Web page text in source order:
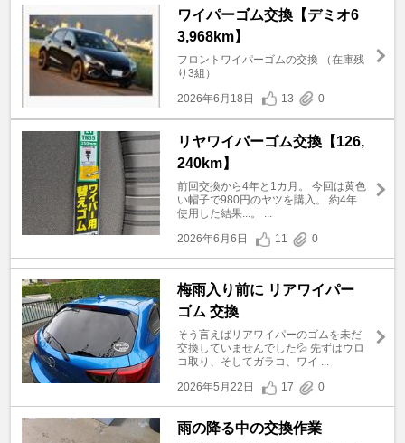
ワイパーゴム交換【デミオ6
3,968km】
フロントワイパーゴムの交換 （在庫残
り3組）
2026年6月18日
13 0
リヤワイパーゴム交換【126,
240km】
前回交換から4年と1カ月。 今回は黄色
い帽子で980円のヤツを購入。 約4年
使用した結果...。 ...
2026年6月6日
11 0
梅雨入り前に リアワイパー
ゴム 交換
そう言えばリアワイパーのゴムを未だ
交換していませんでした💦 先ずはウロ
コ取り、そしてガラコ、ワイ ...
2026年5月22日
17 0
雨の降る中の交換作業